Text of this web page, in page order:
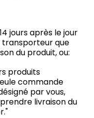
jours après le jour
transporteur que
du produit, ou:
produits
commande
par vous,
livraison du